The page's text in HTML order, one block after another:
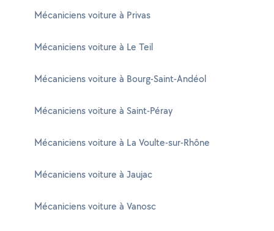
Mécaniciens voiture à Privas
Mécaniciens voiture à Le Teil
Mécaniciens voiture à Bourg-Saint-Andéol
Mécaniciens voiture à Saint-Péray
Mécaniciens voiture à La Voulte-sur-Rhône
Mécaniciens voiture à Jaujac
Mécaniciens voiture à Vanosc